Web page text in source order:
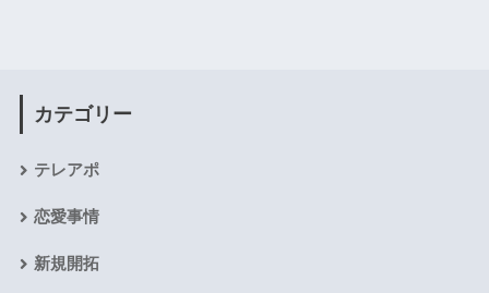
カテゴリー
テレアポ
恋愛事情
新規開拓